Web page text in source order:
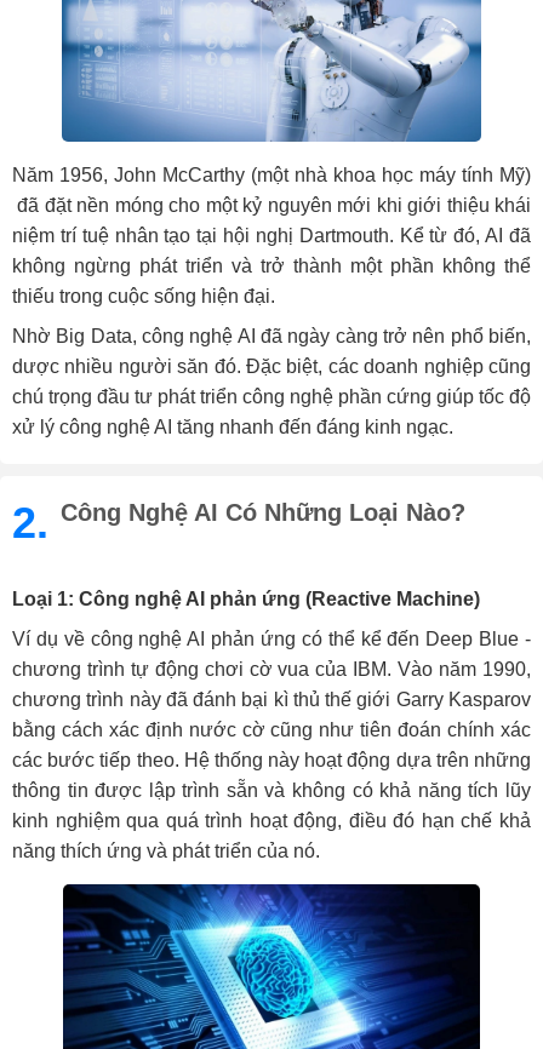
Năm 1956, John McCarthy (một nhà khoa học máy tính Mỹ)
đã đặt nền móng cho một kỷ nguyên mới khi giới thiệu khái
niệm trí tuệ nhân tạo tại hội nghị Dartmouth. Kể từ đó, AI đã
không ngừng phát triển và trở thành một phần không thể
thiếu trong cuộc sống hiện đại.
Nhờ Big Data, công nghệ AI đã ngày càng trở nên phổ biến,
dược nhiều người săn đó. Đặc biệt, các doanh nghiệp cũng
chú trọng đầu tư phát triển công nghệ phần cứng giúp tốc độ
xử lý công nghệ AI tăng nhanh đến đáng kinh ngạc.
2. Công Nghệ AI Có Những Loại Nào?
Loại 1: Công nghệ AI phản ứng (Reactive Machine)
Ví dụ về công nghệ AI phản ứng có thể kể đến Deep Blue -
chương trình tự động chơi cờ vua của IBM. Vào năm 1990,
chương trình này đã đánh bại kì thủ thế giới Garry Kasparov
bằng cách xác định nước cờ cũng như tiên đoán chính xác
các bước tiếp theo. Hệ thống này hoạt động dựa trên những
thông tin được lập trình sẵn và không có khả năng tích lũy
kinh nghiệm qua quá trình hoạt động, điều đó hạn chế khả
năng thích ứng và phát triển của nó.